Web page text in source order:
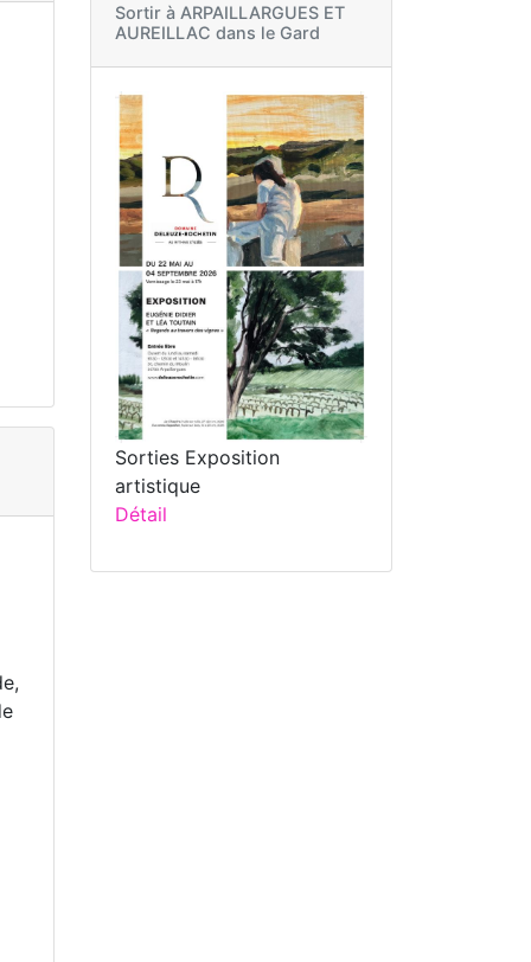
Sortir à ARPAILLARGUES ET
AUREILLAC dans le Gard
Sorties Exposition
artistique
Détail